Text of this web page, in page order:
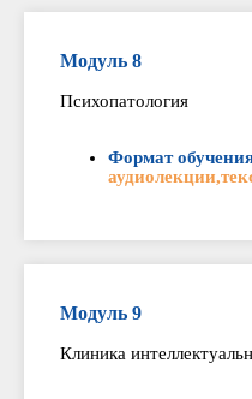
Модуль 8
Психопатология
Формат
Модуль 9
Клиника